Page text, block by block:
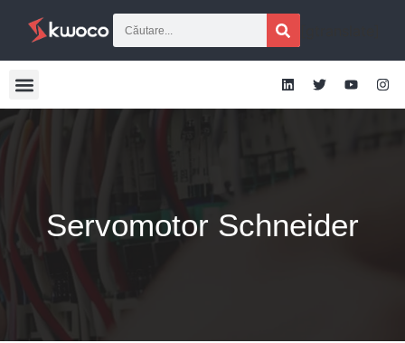
Servomotor Schneider